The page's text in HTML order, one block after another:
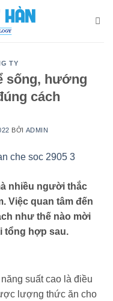
TY
sống, hướng
cách
BỞI ADMIN
nhiều người thắc
Việc quan tâm đến
như thế nào mời
tổng hợp sau.
suất cao là điều
lượng thức ăn cho